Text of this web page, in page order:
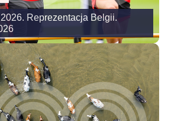
Reprezentacja Belgii.